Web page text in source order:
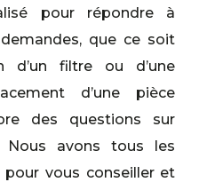
pour répondre à
que ce soit
d’un filtre ou d’une
d’une pièce
des questions sur
Nous avons tous les
vous conseiller et